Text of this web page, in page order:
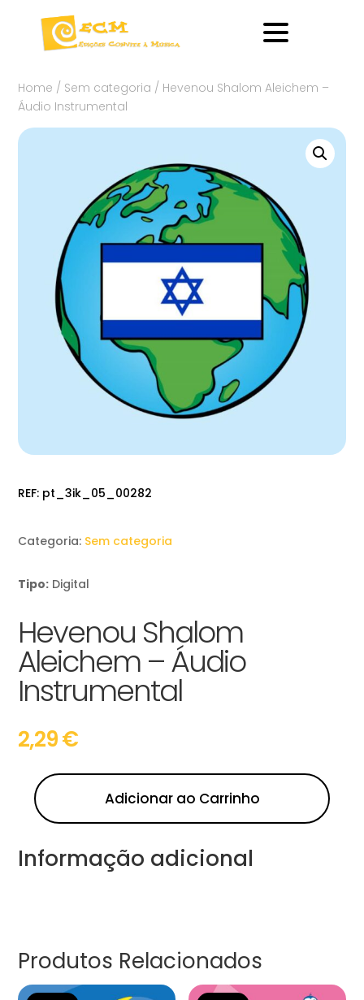
Home / Sem categoria / Hevenou Shalom Aleichem –
Áudio Instrumental
REF: pt_3ik_05_00282
Categoria: Sem categoria
Tipo: Digital
Hevenou Shalom
Aleichem – Áudio
Instrumental
2,29€
Adicionar ao Carrinho
Informação adicional
Produtos Relacionados